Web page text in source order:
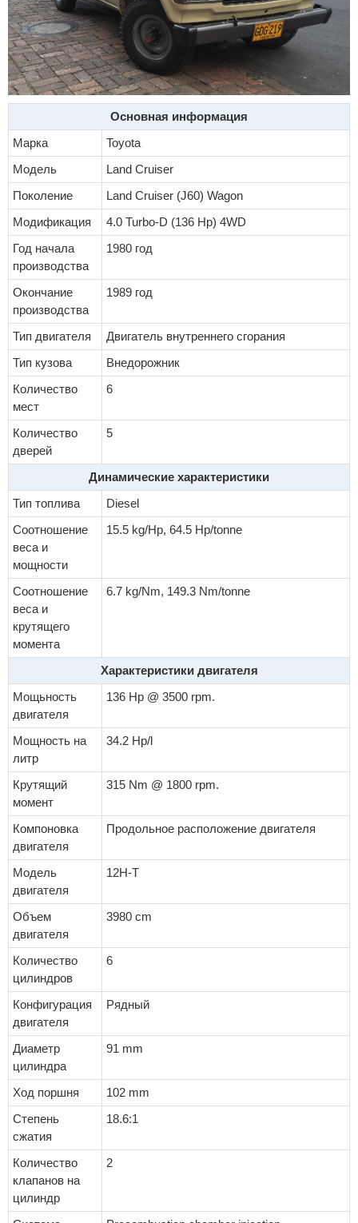
Основная информация
Марка
Toyota
Модель
Land Cruiser
Поколение
Land Cruiser (J60) Wagon
Модификация
4.0 Turbo-D (136 Hp) 4WD
Год начала
производства
1980 год
Окончание
производства
1989 год
Тип двигателя
Двигатель внутреннего сгорания
Тип кузова
Внедорожник
Количество
мест
6
Количество
дверей
5
Динамические характеристики
Тип топлива
Diesel
Соотношение
веса и
мощности
15.5 kg/Hp, 64.5 Hp/tonne
Соотношение
веса и
крутящего
момента
6.7 kg/Nm, 149.3 Nm/tonne
Характеристики двигателя
Мощьность
двигателя
136 Hp @ 3500 rpm.
Мощность на
литр
34.2 Hp/l
Крутящий
момент
315 Nm @ 1800 rpm.
Компоновка
двигателя
Продольное расположение двигателя
Модель
двигателя
12H-T
Объем
двигателя
3980 cm
Количество
цилиндров
6
Конфигурация
двигателя
Рядный
Диаметр
цилиндра
91 mm
Ход поршня
102 mm
Степень
сжатия
18.6:1
Количество
клапанов на
цилиндр
2